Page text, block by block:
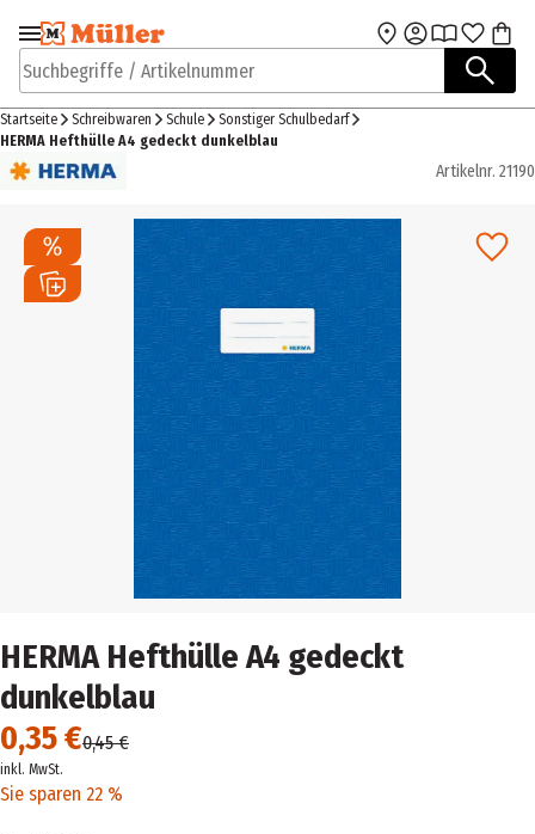
Zur Navigation
springen
Zum Hauptinhalt
Suchbegriffe / Artikelnummer
Startseite Schreibwaren Schule
Sonstiger Schulbedarf
HERMA Hefthülle A4 gedeckt dunkelblau
Artikelnr. 21190
HERMA Hefthülle A4 gedeckt
dunkelblau
0,35 €0,45 €
inkl. MwSt.
Sie sparen 22 %